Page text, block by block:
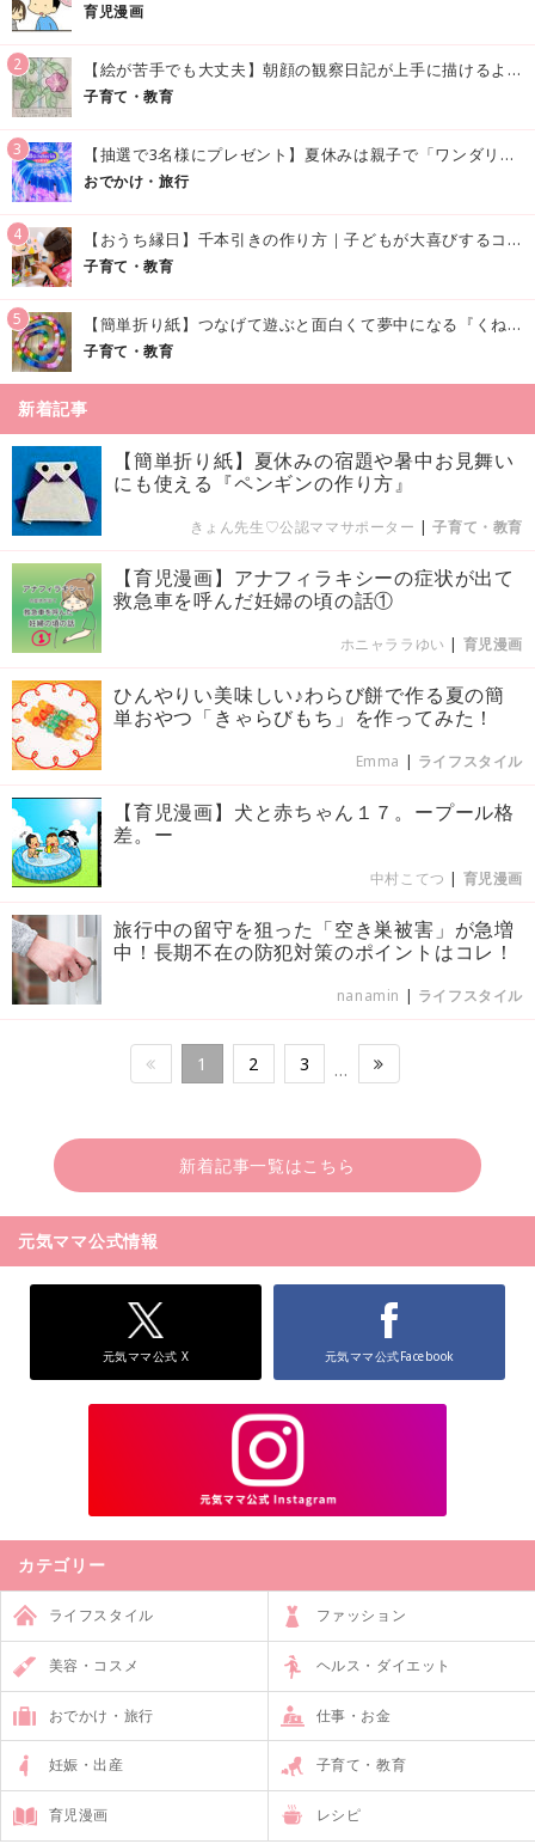
育児漫画
2 【絵が苦手でも大丈夫】朝顔の観察日記が上手に描けるようになる方法｜イラスト付き
子育て・教育
3 【抽選で3名様にプレゼント】夏休みは親子で「ワンダリア横浜」へ！涼しく学んで遊べる話題の没入型施設をご紹介
おでかけ・旅行
4 【おうち縁日】千本引きの作り方｜子どもが大喜びするコツやアイデア♪
子育て・教育
5 【簡単折り紙】つなげて遊ぶと面白くて夢中になる『くねくねへびさんの作り方』
子育て・教育
新着記事
【簡単折り紙】夏休みの宿題や暑中お見舞い
にも使える『ペンギンの作り方』
きょん先生♡公認ママサポーター |子育て・教育
【育児漫画】アナフィラキシーの症状が出て
救急車を呼んだ妊婦の頃の話①
ホニャララゆい | 育児漫画
ひんやりい美味しい♪わらび餅で作る夏の簡
単おやつ「きゃらびもち」を作ってみた！
Emma | ライフスタイル
【育児漫画】犬と赤ちゃん１７。ープール格
差。ー
中村こてつ | 育児漫画
旅行中の留守を狙った「空き巣被害」が急増
中！長期不在の防犯対策のポイントはコレ！
nanamin | ライフスタイル
1 2 3 …
新着記事一覧はこちら
元気ママ公式情報
元気ママ公式 X 元気ママ公式Facebook
カテゴリー
ライフスタイル ファッション
美容・コスメ ヘルス・ダイエット
おでかけ・旅行 仕事・お金
妊娠・出産 子育て・教育
育児漫画 レシピ